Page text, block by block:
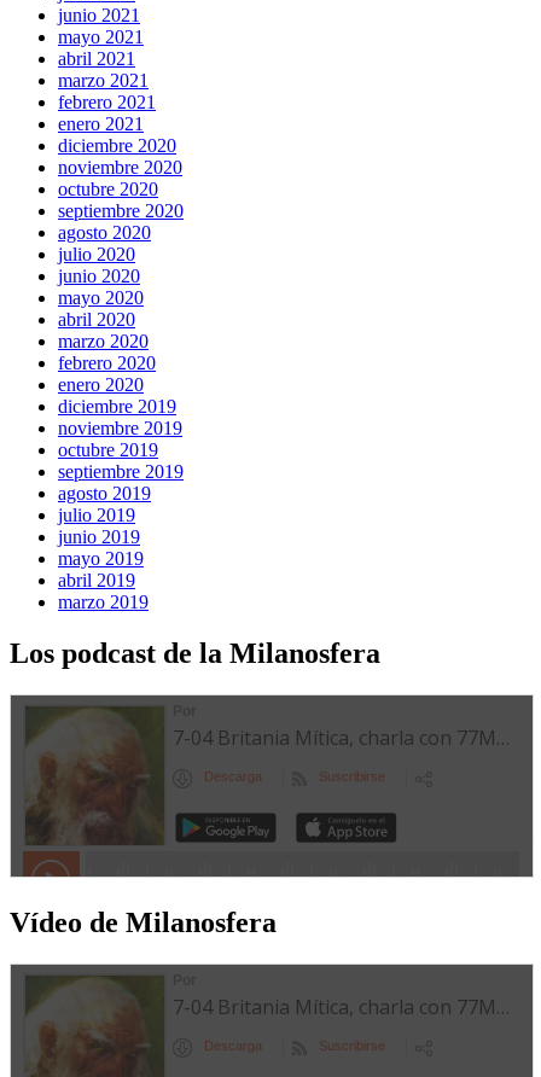
junio 2021
mayo 2021
abril 2021
marzo 2021
febrero 2021
enero 2021
diciembre 2020
noviembre 2020
octubre 2020
septiembre 2020
agosto 2020
julio 2020
junio 2020
mayo 2020
abril 2020
marzo 2020
febrero 2020
enero 2020
diciembre 2019
noviembre 2019
octubre 2019
septiembre 2019
agosto 2019
julio 2019
junio 2019
mayo 2019
abril 2019
marzo 2019
Los podcast de la Milanosfera
Vídeo de Milanosfera